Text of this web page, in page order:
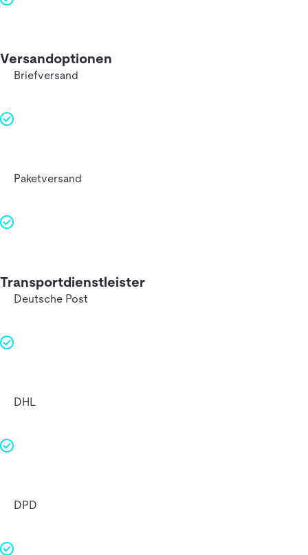
Versandoptionen
Briefversand
Paketversand
Transportdienstleister
Deutsche Post
DHL
DPD